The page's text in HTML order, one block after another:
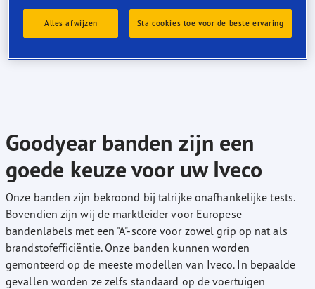
Goodyear banden zijn een
goede keuze voor uw Iveco
Onze banden zijn bekroond bij talrijke onafhankelijke tests.
Bovendien zijn wij de marktleider voor Europese
bandenlabels met een "A"-score voor zowel grip op nat als
brandstofefficiëntie. Onze banden kunnen worden
gemonteerd op de meeste modellen van Iveco. In bepaalde
gevallen worden ze zelfs standaard op de voertuigen
Alles afwijzen Sta cookies toe voor de beste ervaring